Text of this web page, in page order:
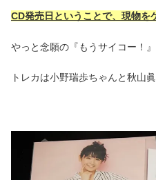
CD発売日ということで、現物を
やっと念願の『もうサイコー！
トレカは小野瑞歩ちゃんと秋山